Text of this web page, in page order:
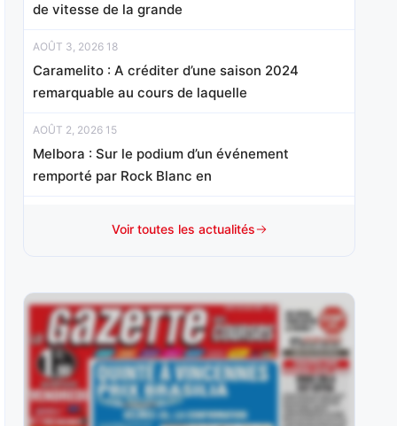
de vitesse de la grande
AOÛT 3, 2026 18
Caramelito : A créditer d’une saison 2024
remarquable au cours de laquelle
AOÛT 2, 2026 15
Melbora : Sur le podium d’un événement
remporté par Rock Blanc en
Baileys Bachelor : Après s’être imposé à trois
JUILLET 31, 2026 20
Hello Avenue : Elle a tenté sa chance sans
succès dans le Prix
JUILLET 30, 2026 20
Joker Géma : Adepte de ce parcours où il est
Voir toutes les actualités